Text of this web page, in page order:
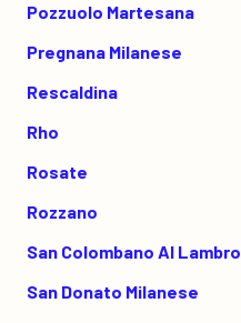
Pozzuolo Martesana
Pregnana Milanese
Rescaldina
Rho
Rosate
Rozzano
San Colombano Al Lambro
San Donato Milanese